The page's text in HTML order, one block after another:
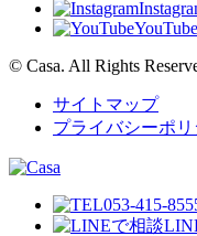
YouTube
© Casa. All Rights
サイトマップ
プライバシーポリ
053-415-